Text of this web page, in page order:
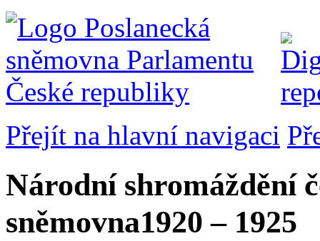
Přejít na hlavní navigaci
Národní shromáždění
sněmovna1920 – 1925